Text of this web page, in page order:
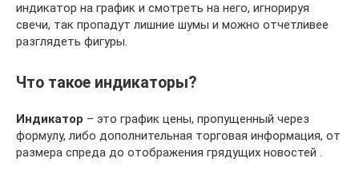
индикатор на график и смотреть на него, игнорируя
свечи, так пропадут лишние шумы и можно отчетливее
разглядеть фигуры.
Что такое индикаторы?
Индикатор – это график цены, пропущенный через
формулу, либо дополнительная торговая информация, от
размера спреда до отображения грядущих новостей .